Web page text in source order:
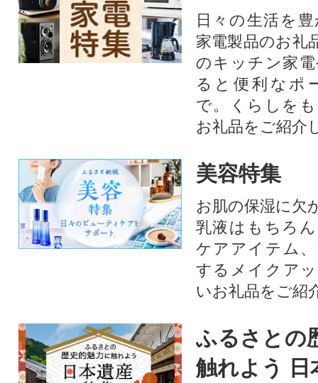
日々の生活を
家電製品のお礼
のキッチン家
ると便利なポ
で。くらしを
お礼品をご紹介
美容特集
お肌の保湿に欠
乳液はもちろ
ケアアイテム
するメイクア
いお礼品をご紹
ふるさとの
触れよう 日